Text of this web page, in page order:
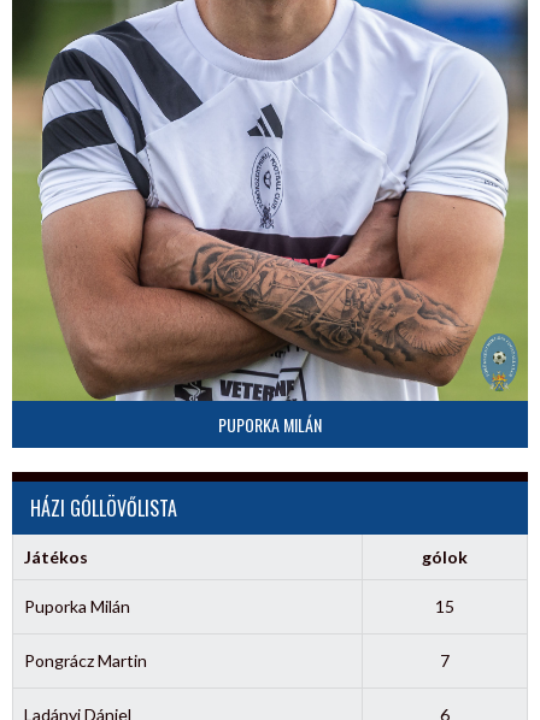
PUPORKA MILÁN
HÁZI GÓLLÖVŐLISTA
Játékos gólok
Puporka Milán 15
Pongrácz Martin 7
Ladányi Dániel 6